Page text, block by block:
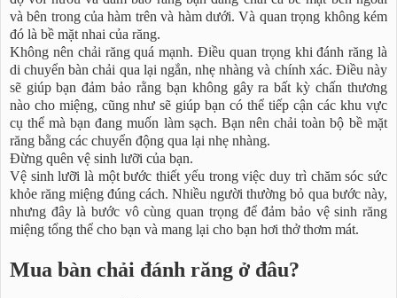
và bên trong của hàm trên và hàm dưới. Và quan trọng không kém
đó là bề mặt nhai của răng.
Không nên chải răng quá mạnh. Điều quan trọng khi đánh răng là
di chuyển bàn chải qua lại ngắn, nhẹ nhàng và chính xác. Điều này
sẽ giúp bạn đảm bảo rằng bạn không gây ra bất kỳ chấn thương
nào cho miệng, cũng như sẽ giúp bạn có thể tiếp cận các khu vực
cụ thể mà bạn đang muốn làm sạch. Bạn nên chải toàn bộ bề mặt
răng bằng các chuyển động qua lại nhẹ nhàng.
Đừng quên vệ sinh lưỡi của bạn.
Vệ sinh lưỡi là một bước thiết yếu trong việc duy trì chăm sóc sức
khỏe răng miệng đúng cách. Nhiều người thường bỏ qua bước này,
nhưng đây là bước vô cùng quan trọng để đảm bảo vệ sinh răng
miệng tổng thể cho bạn và mang lại cho bạn hơi thở thơm mát.
Mua bàn chải đánh răng ở đâu?